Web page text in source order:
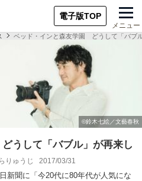
電子版TOP
メニュー
ベッド・インと森友学園 どうして「バブ
うして「バブル」が再来し
りゅうじ 2017/03/31
新聞に「今20代に80年代が人気にな